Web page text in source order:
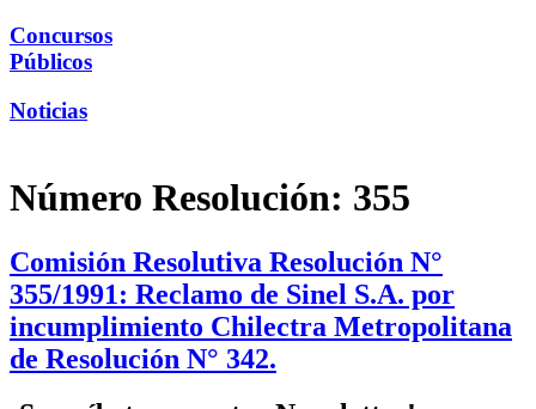
Concursos
Públicos
Noticias
Número Resolución: 355
Comisión Resolutiva Resolución N°
355/1991: Reclamo de Sinel S.A. por
incumplimiento Chilectra Metropolitana
de Resolución N° 342.